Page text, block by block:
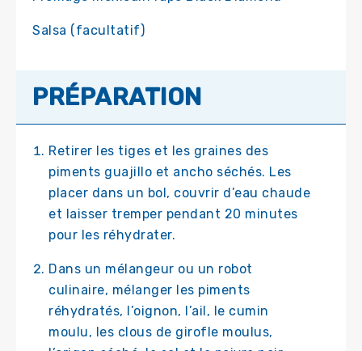
Salsa (facultatif)
PRÉPARATION
Retirer les tiges et les graines des
piments guajillo et ancho séchés. Les
placer dans un bol, couvrir d’eau chaude
et laisser tremper pendant 20 minutes
pour les réhydrater.
Dans un mélangeur ou un robot
culinaire, mélanger les piments
réhydratés, l’oignon, l’ail, le cumin
moulu, les clous de girofle moulus,